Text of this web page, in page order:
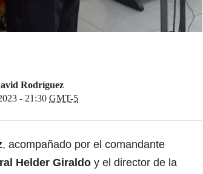
Rodríguez
- 21:30 GMT-5
, acompañado por el comandante
Helder Giraldo y el director de la